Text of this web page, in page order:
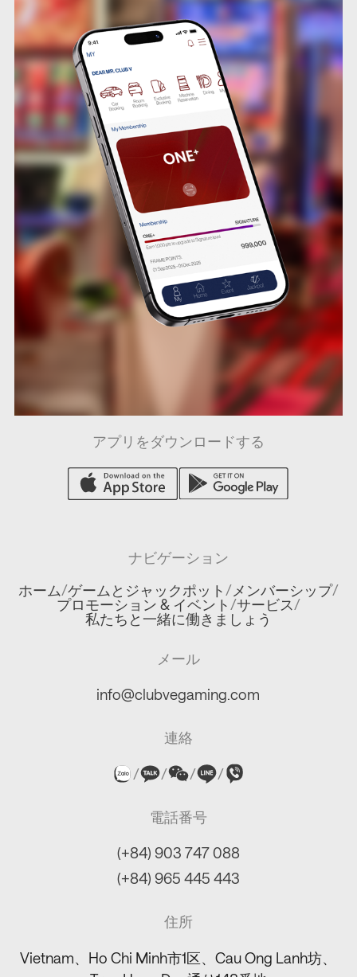
ナビゲーション
ホーム/ゲームとジャックポット /メンバーシップ/
プロモーション & イベント /サービス/
私たちと一緒に働きましょう
アプリをダウンロードする
メール
info@clubvegaming.com
連絡
/ / / /
電話番号
(+84) 903 747 088
(+84) 965 445 443
住所
Vietnam、Ho Chi Minh市1区、Cau Ong Lanh坊、